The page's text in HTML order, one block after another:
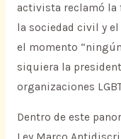
activista reclamó la
la sociedad civil y
el momento
siquiera la
organizaciones
Dentro de este